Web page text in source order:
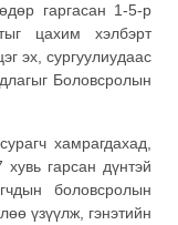
гаргасан 1-5-р
цахим хэлбэрт
эх, сургуулиудаас
Боловсролын
хамрагдахад,
гарсан дүнтэй
боловсролын
үзүүлж, гэнэтийн